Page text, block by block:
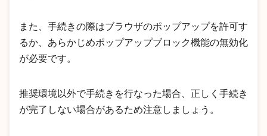
また、手続きの際はブラウザのポップアップを許可す
るか、あらかじめポップアップブロック機能の無効化
が必要です。
推奨環境以外で手続きを行なった場合、正しく手続き
が完了しない場合があるため注意しましょう。